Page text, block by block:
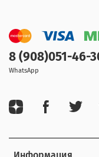
Информация
8 (908)051-46-
WhatsApp